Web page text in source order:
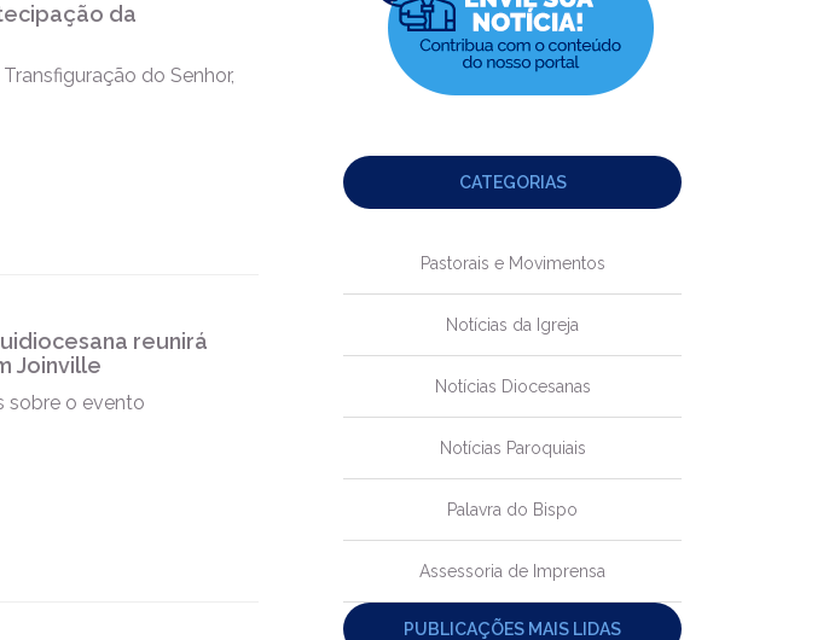
da
do Senhor,
reunirá
Joinville
sobre o evento
CATEGORIAS
Pastorais e Movimentos
Notícias da Igreja
Notícias Diocesanas
Notícias Paroquiais
Palavra do Bispo
Assessoria de Imprensa
PUBLICAÇÕES MAIS LIDAS